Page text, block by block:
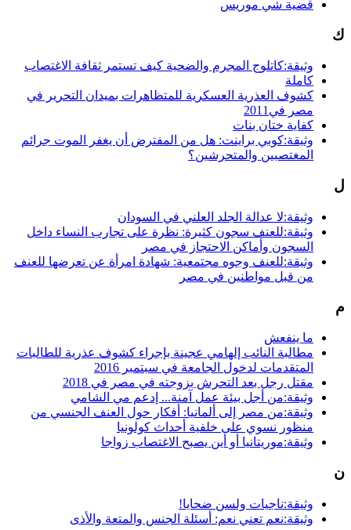
قضية شي موريس
ك
وثيقة:كاتلوج المجرم والضحية كيف تستمر ثقافة الاغتصاب
كاملة
كشوف العذرية العسكرية للمتظاهرات بميدان التحرير في
مصر في2011
كفاية ختان بنات
وثيقة:كوبي براينت: هل من المفترض أن يغفر الموت جرائم
المغتصبين والمتحرشين؟
ل
وثيقة:لا عدالة الجلد العلني في السودان
وثيقة:للعنف سجون كثيرة: نظرة على تجارب النساء داخل
السجون وأماكن الاحتجاز في مصر
وثيقة:للعنف وجوه مجتمعية: شهادة امرأة عن تعرضها للعنف
من قبل مواطنين في مصر
م
ما ينفعش
مطالبة النائب إلهامي عجينة بإجراء كشوف عذرية للطالبات
المتقدمات لدخول الجامعة في سبتمبر 2016
مقتل رجل بعد التحرش بزوجته في مصر في 2018
وثيقة:من أجل بيئة عمل آمنة... إدعم مي الشامي
وثيقة:من مصر إلى ألمانيا: أفكار حول العنف الجنسي من
منظور نسوي على خلفية أحداث كولونيا
وثيقة:موريتانيا أو أين يصبح الاغتصاب زواجا
ن
وثيقة:ناجيات ولسن ضحايا!
وثيقة:نعم تعني نعم: أسئلة الجنس والمتعة والأذى